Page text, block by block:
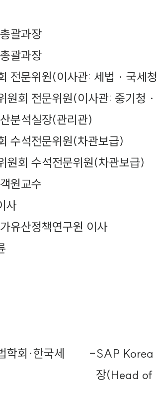
괄과장
괄과장
전문위원(이사관: 세법 · 국세
원회 전문위원(이사관: 중기청
분석실장(관리관)
수석전문위원(차관보급)
원회 수석전문위원(차관보급)
원교수
사
유산정책연구원 이사
학회·한국세
-SAP Korea
장(Head of